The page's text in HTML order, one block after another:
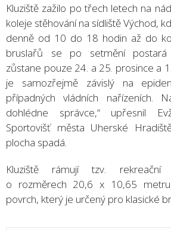
Kluziště zažilo po třech letech na
koleje stěhování na sídliště Východ,
denně od 10 do 18 hodin až do
bruslařů se po setmění postará
zůstane pouze 24. a 25. prosince a
je samozřejmě závislý na
případných vládních nařízeních.
dohlédne správce,“ upřesnil
Sportovišť města Uherské
plocha spadá.
Kluziště rámují tzv. rekreační
o rozměrech 20,6 x 10,65 metru
povrch, který je určený pro klasické